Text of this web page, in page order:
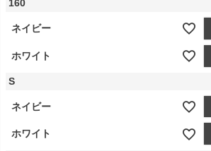
160
ネイビー
ホワイト
S
ネイビー
ホワイト